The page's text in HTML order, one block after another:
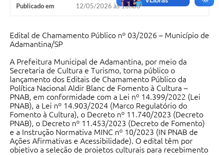
Sugestões
Expediente
Sistemas
Ouvidoria
Galeria de Vídeos
Projetos
Contas Públicas
Publicado em 12/05/2026 às 16h00
Edital de Chamamento Público nº 03/2026 – Município de
Adamantina/SP
A Prefeitura Municipal de Adamantina, por meio da
Secretaria de Cultura e Turismo, torna público o
lançamento dos Editais de Chamamento Público da
Política Nacional Aldir Blanc de Fomento à Cultura –
PNAB, em conformidade com a Lei nº 14.399/2022 (Lei
PNAB), a Lei nº 14.903/2024 (Marco Regulatório do
Fomento à Cultura), o Decreto nº 11.740/2023 (Decreto
PNAB), o Decreto nº 11.453/2023 (Decreto de Fomento)
e a Instrução Normativa MINC nº 10/2023 (IN PNAB de
Ações Afirmativas e Acessibilidade). O edital têm por
objetivo a seleção de projetos culturais para recebimento